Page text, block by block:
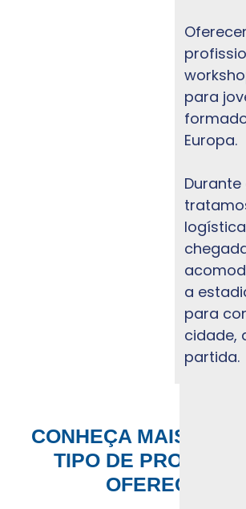
para
Europa.
a
para
cidade,
partida.
CONHEÇA MAIS
TIPO DE
OFERECEMOS.